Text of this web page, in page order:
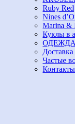
Ruby Red
Nines
Marina &
Куклы в
Доставка
Частые
Контакты